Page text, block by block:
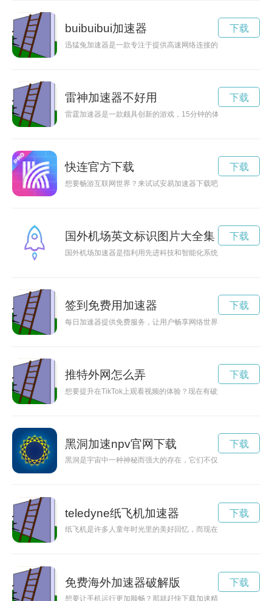
buibuibui加速器
迅猛兔加速器是一款专注于提供高速网络连接的工具软件，为
下载
雷神加速器不好用
雷霆加速器是一款颇具创新的游戏，15分钟的体验能带来不一
下载
快连官方下载
想要畅游互联网世界？来试试安易加速器下载吧！安易加速器
下载
国外机场英文标识图片大全集
国外机场加速器是指利用先进科技和智能化系统，提升机场服
下载
签到免费用加速器
每日加速器提供免费服务，让用户畅享网络世界，尽情冲浪无阻
下载
推特外网怎么弄
想要提升在TikTok上观看视频的体验？现在有破解版的TikTok
下载
黑洞加速npv官网下载
黑洞是宇宙中一种神秘而强大的存在，它们不仅能够吞噬一切
下载
teledyne纸飞机加速器
纸飞机是许多人童年时光里的美好回忆，而现在有了纸飞机的
下载
免费海外加速器破解版
想要让手机运行更加顺畅？那就赶快下载加速精灵永久免费版
下载